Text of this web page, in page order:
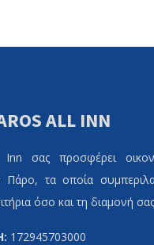
ALL INN
σας προσφέρει
Πάρο, τα οποία
όσο και τη διαμονή
172945703000